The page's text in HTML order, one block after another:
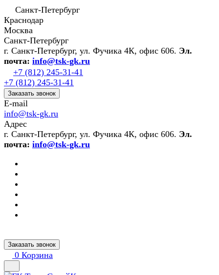
Санкт-Петербург
Краснодар
Москва
Санкт-Петербург
г. Санкт-Петербург, ул. Фучика 4К, офис 606. Эл.
почта: info@tsk-gk.ru
+7 (812) 245-31-41
+7 (812) 245-31-41
Заказать звонок
E-mail
info@tsk-gk.ru
Адрес
г. Санкт-Петербург, ул. Фучика 4К, офис 606. Эл.
почта: info@tsk-gk.ru
Заказать звонок
0 Корзина